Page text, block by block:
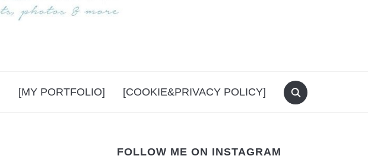
[MY PORTFOLIO] [COOKIE&PRIVACY POLICY]
FOLLOW ME ON INSTAGRAM